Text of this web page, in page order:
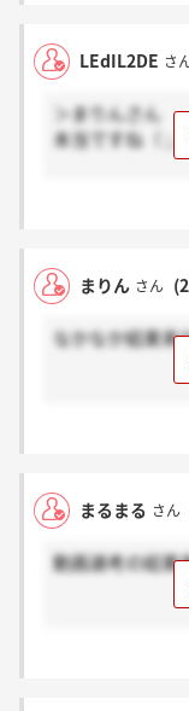
LEdIL2DE さ
＞まりんさん
本当ですね（ ; ;
まりん さん
なかなか結果来
まるまる さん
動画選考の結果